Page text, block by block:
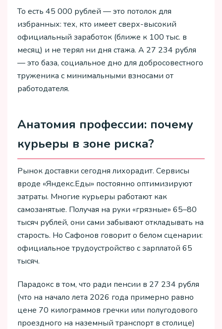
То есть 45 000 рублей — это потолок для
избранных: тех, кто имеет сверх-высокий
официальный заработок (ближе к 100 тыс. в
месяц) и не терял ни дня стажа. А 27 234 рубля
— это база, социальное дно для добросовестного
труженика с минимальными взносами от
работодателя.
Анатомия профессии: почему
курьеры в зоне риска?
Рынок доставки сегодня лихорадит. Сервисы
вроде «Яндекс.Еды» постоянно оптимизируют
затраты. Многие курьеры работают как
самозанятые. Получая на руки «грязные» 65–80
тысяч рублей, они сами забывают откладывать на
старость. Но Сафонов говорит о белом сценарии:
официальное трудоустройство с зарплатой 65
тысяч.
Парадокс в том, что ради пенсии в 27 234 рубля
(что на начало лета 2026 года примерно равно
цене 70 килограммов гречки или полугодового
проездного на наземный транспорт в столице)